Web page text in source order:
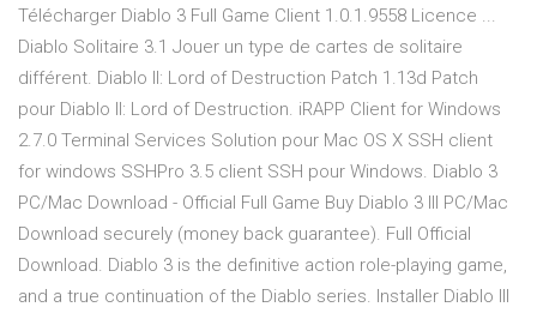
Télécharger Diablo 3 Full Game Client 1.0.1.9558 Licence ...
Diablo Solitaire 3.1 Jouer un type de cartes de solitaire
différent. Diablo II: Lord of Destruction Patch 1.13d Patch
pour Diablo II: Lord of Destruction. iRAPP Client for Windows
2.7.0 Terminal Services Solution pour Mac OS X SSH client
for windows SSHPro 3.5 client SSH pour Windows. Diablo 3
PC/Mac Download - Official Full Game Buy Diablo 3 III PC/Mac
Download securely (money back guarantee). Full Official
Download. Diablo 3 is the definitive action role-playing game,
and a true continuation of the Diablo series. Installer Diablo III